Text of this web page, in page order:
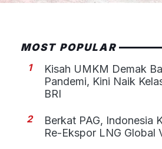
MOST POPULAR
1
Kisah UMKM Demak
Pandemi, Kini Naik
BRI
2
Berkat PAG, Indonesia
Re-Ekspor LNG Global